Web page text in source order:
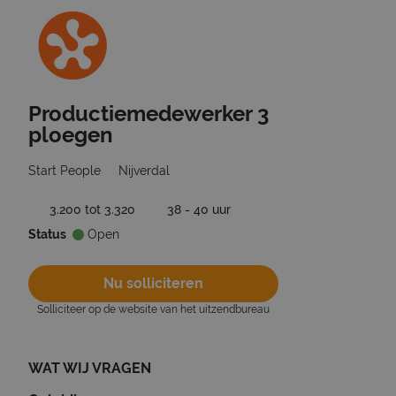
Ga terug naar vacatures
Productiemedewerker 3
ploegen
Start People Nijverdal
3.200 tot 3.320
38 - 40 uur
Status
Open
Nu solliciteren
Solliciteer op de website van het uitzendbureau
WAT WIJ VRAGEN